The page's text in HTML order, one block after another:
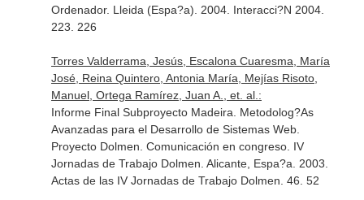
Ordenador. Lleida (Espa?a). 2004. Interacci?N 2004.
223. 226
Torres Valderrama, Jesús, Escalona Cuaresma, María
José, Reina Quintero, Antonia María, Mejías Risoto,
Manuel, Ortega Ramírez, Juan A., et. al.:
Informe Final Subproyecto Madeira. Metodolog?As
Avanzadas para el Desarrollo de Sistemas Web.
Proyecto Dolmen. Comunicación en congreso. IV
Jornadas de Trabajo Dolmen. Alicante, Espa?a. 2003.
Actas de las IV Jornadas de Trabajo Dolmen. 46. 52